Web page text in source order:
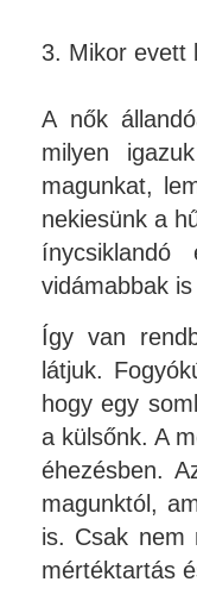
3. Mikor evett
A nők
milyen
magunkat,
nekiesünk a
vidámabbak
Így van
látjuk.
hogy egy
a külsőnk. A
éhezésben.
magunktól,
is. Csak nem
mértéktartás